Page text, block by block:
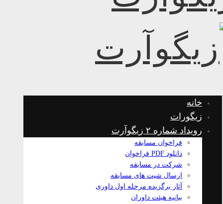
خانه
زیگورات
رویداد شماره ۲ زیگوآرت
فراخوان مسابقه
دانلود PDF فراخوان
شرکت در مسابقه
ارسال شیت های مسابقه
آثار برگزیده مرحله اول داوری
بیانیه هیئت داوران